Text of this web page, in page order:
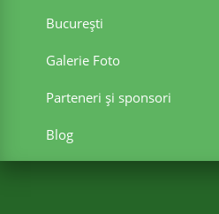
Bucureşti
Galerie Foto
Parteneri şi sponsori
Blog